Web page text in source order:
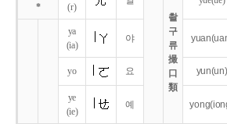
* (r)
촬
구
류
撮
口
類
ya
(ia)
야 yuan
yo 요 yun(un)
ye
(ie)
예 yong